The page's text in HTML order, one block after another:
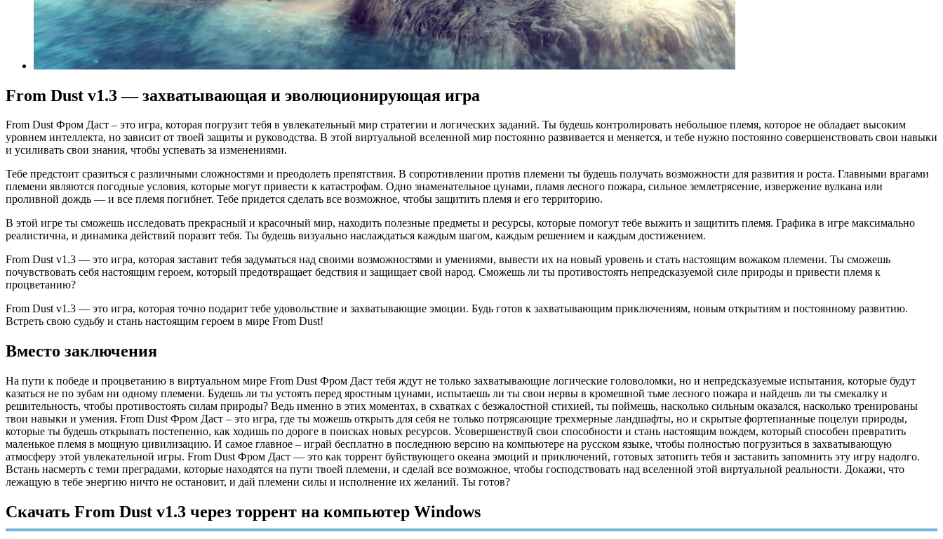
From Dust v1.3 — захватывающая и эволюционирующая игра
From Dust Фром Даст – это игра, которая погрузит тебя в увлекательный мир стратегии и логических заданий. Ты будешь контролировать небольшое племя, которое не обладает высоким
уровнем интеллекта, но зависит от твоей защиты и руководства. В этой виртуальной вселенной мир постоянно развивается и меняется, и тебе нужно постоянно совершенствовать свои навыки
и усиливать свои знания, чтобы успевать за изменениями.
Тебе предстоит сразиться с различными сложностями и преодолеть препятствия. В сопротивлении против племени ты будешь получать возможности для развития и роста. Главными врагами
племени являются погодные условия, которые могут привести к катастрофам. Одно знаменательное цунами, пламя лесного пожара, сильное землетрясение, извержение вулкана или
проливной дождь — и все племя погибнет. Тебе придется сделать все возможное, чтобы защитить племя и его территорию.
В этой игре ты сможешь исследовать прекрасный и красочный мир, находить полезные предметы и ресурсы, которые помогут тебе выжить и защитить племя. Графика в игре максимально
реалистична, и динамика действий поразит тебя. Ты будешь визуально наслаждаться каждым шагом, каждым решением и каждым достижением.
From Dust v1.3 — это игра, которая заставит тебя задуматься над своими возможностями и умениями, вывести их на новый уровень и стать настоящим вожаком племени. Ты сможешь
почувствовать себя настоящим героем, который предотвращает бедствия и защищает свой народ. Сможешь ли ты противостоять непредсказуемой силе природы и привести племя к
процветанию?
From Dust v1.3 — это игра, которая точно подарит тебе удовольствие и захватывающие эмоции. Будь готов к захватывающим приключениям, новым открытиям и постоянному развитию.
Встреть свою судьбу и стань настоящим героем в мире From Dust!
Вместо заключения
На пути к победе и процветанию в виртуальном мире From Dust Фром Даст тебя ждут не только захватывающие логические головоломки, но и непредсказуемые испытания, которые будут
казаться не по зубам ни одному племени. Будешь ли ты устоять перед яростным цунами, испытаешь ли ты свои нервы в кромешной тьме лесного пожара и найдешь ли ты смекалку и
решительность, чтобы противостоять силам природы? Ведь именно в этих моментах, в схватках с безжалостной стихией, ты поймешь, насколько сильным оказался, насколько тренированы
твои навыки и умения. From Dust Фром Даст – это игра, где ты можешь открыть для себя не только потрясающие трехмерные ландшафты, но и скрытые фортепианные поцелуи природы,
которые ты будешь открывать постепенно, как ходишь по дороге в поисках новых ресурсов. Усовершенствуй свои способности и стань настоящим вождем, который способен превратить
маленькое племя в мощную цивилизацию. И самое главное – играй бесплатно в последнюю версию на компьютере на русском языке, чтобы полностью погрузиться в захватывающую
атмосферу этой увлекательной игры. From Dust Фром Даст — это как торрент буйствующего океана эмоций и приключений, готовых затопить тебя и заставить запомнить эту игру надолго.
Встань насмерть с теми преградами, которые находятся на пути твоей племени, и сделай все возможное, чтобы господствовать над вселенной этой виртуальной реальности. Докажи, что
лежащую в тебе энергию ничто не остановит, и дай племени силы и исполнение их желаний. Ты готов?
Скачать From Dust v1.3 через торрент на компьютер Windows